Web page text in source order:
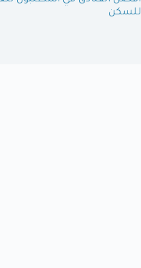
للسكن